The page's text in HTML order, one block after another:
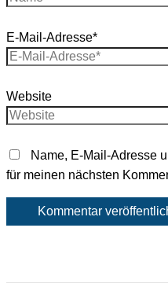
E-Mail-Adresse*
Website
Name, E-Mail-Adresse
für meinen nächsten